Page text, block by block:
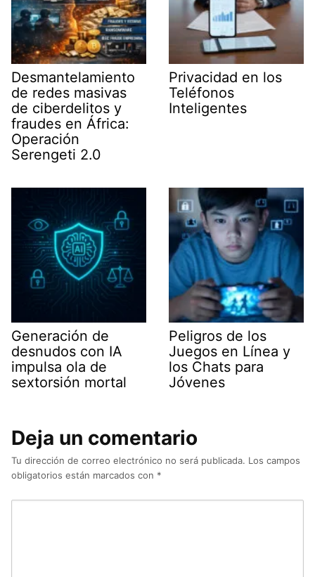
Desmantelamiento
de redes masivas
de ciberdelitos y
fraudes en África:
Operación
Serengeti 2.0
Privacidad en los
Teléfonos
Inteligentes
Generación de
desnudos con IA
impulsa ola de
sextorsión mortal
Peligros de los
Juegos en Línea y
los Chats para
Jóvenes
Deja un comentario
Tu dirección de correo electrónico no será publicada. Los campos
obligatorios están marcados con *